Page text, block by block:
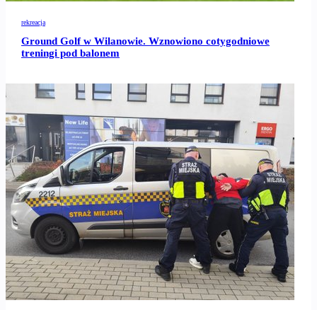
rekreacja
Ground Golf w Wilanowie. Wznowiono cotygodniowe
treningi pod balonem